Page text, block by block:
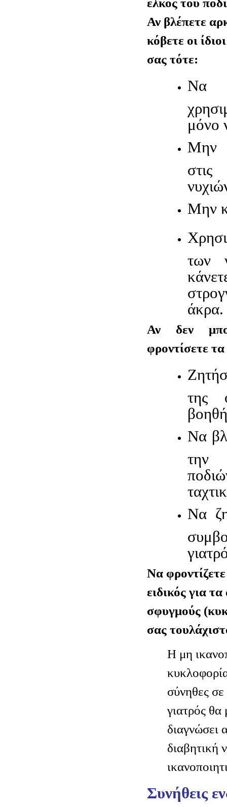
Αν βλέπετε
κόβετε οι
σας τότε:
Να
μόνο
Μην
Μην
των
άκρα.
Αν δεν
φροντίσετε
της
Να
την
Να
Να
ειδικός για
σφυγμούς
σας
Η μη
σύνηθες σε
γιατρός θα
διαγνώσει
διαβητική
Συνήθεις